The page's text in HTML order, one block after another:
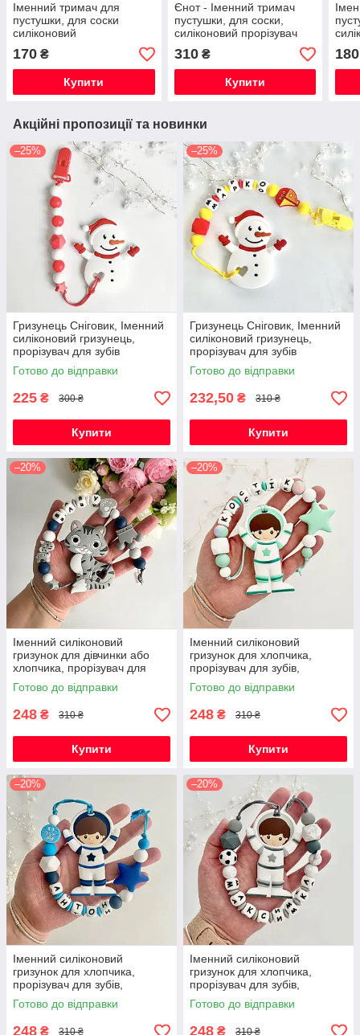
Іменний тримач для
пустушки, для соски
силіконовий
170 ₴
Купити
Єнот - Іменний тримач
пустушки, для соски,
силіконовий прорізувач
для зубів
310₴
Купити
180
Акційні пропозиції та новинки
–25%
Гризунець Сніговик, Іменний
силіконовий гризунець,
прорізувач для зубів
Готово до відправки
225 ₴ 300 ₴
Купити
–25%
Гризунець Сніговик, Іменний
силіконовий гризунець,
прорізувач для зубів
Готово до відправки
232,50 ₴ 310 ₴
Купити
–20%
Іменний силіконовий
гризунок для дівчинки або
хлопчика, прорізувач для
зубів, котик Фелікс (сірий)
Готово до відправки
248 ₴ 310 ₴
Купити
–20%
Іменний силіконовий
гризунок для хлопчика,
прорізувач для зубів,
Космонавт (м'ята)
Готово до відправки
248 ₴ 310 ₴
Купити
–20%
Іменний силіконовий
гризунок для хлопчика,
прорізувач для зубів,
Космонавт (темно-синій)
Готово до відправки
248 ₴ 310 ₴
–20%
Іменний силіконовий
гризунок для хлопчика,
прорізувач для зубів,
Космонавт (світло-сірий)
Готово до відправки
248 ₴ 310 ₴